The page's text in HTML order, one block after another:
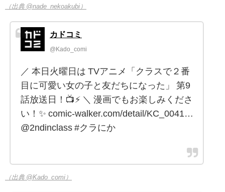
（出典 @nade_nekoakubi）
カドコミ
@Kado_comi
／ 本日火曜日は TVアニメ「クラスで２番
目に可愛い女の子と友だちになった」 第9
話放送日！📺⚡ ＼ 漫画でもお楽しみくださ
い！✨ comic-walker.com/detail/KC_0041…
@2ndinclass #クラにか
（出典 @Kado_comi）